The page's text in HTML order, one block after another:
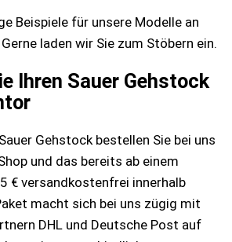
Beispiele für unsere Modelle an
laden wir Sie zum Stöbern ein.
Ihren Sauer Gehstock
Gehstock bestellen Sie bei uns
und das bereits ab einem
€ versandkostenfrei innerhalb
macht sich bei uns zügig mit
DHL und Deutsche Post auf